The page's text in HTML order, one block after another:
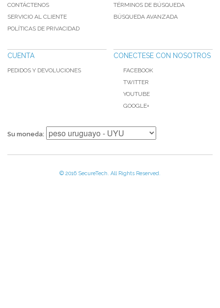
CONTÁCTENOS
SERVICIO AL CLIENTE
POLÍTICAS DE PRIVACIDAD
TÉRMINOS DE BÚSQUEDA
BÚSQUEDA AVANZADA
CUENTA
PEDIDOS Y DEVOLUCIONES
CONECTESE CON NOSOTROS
FACEBOOK
TWITTER
YOUTUBE
GOOGLE+
Su moneda:
© 2016 SecureTech. All Rights Reserved.